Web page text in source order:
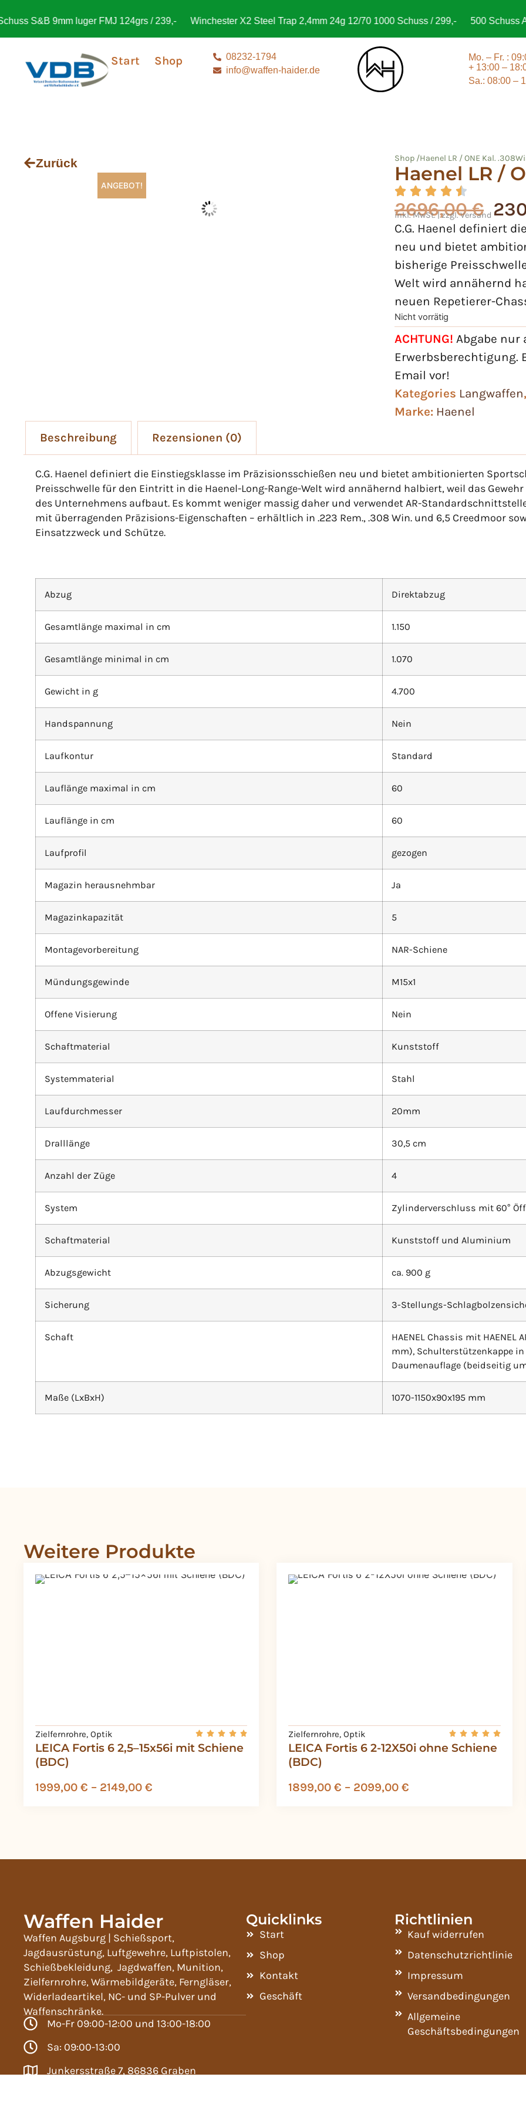
S&B 9mm luger FMJ 124grs / 239,- Winchester X2 Steel Trap 2,4mm 24g 12/70 1000 Schuss / 299,- 500 Schuss
Start Shop
08232-1794
info@waffen-haider.de
Mo. – Fr. :
+ 13:00 –
Sa.: 08:00 –
Haenel LR /
2696,00€
inkl. MwSt. | zzgl. Versand
C.G. Haenel definiert
neu und bietet
bisherige
Welt wird annähernd
neuen Repetierer-
Nicht vorrätig
Shop /Haenel LR / ONE Kal.
ACHTUNG! Abgabe nur
Erwerbsberechtigung.
Email vor!
Kategories Langwaffen,
Marke: Haenel
Zurück
ANGEBOT!
Beschreibung Rezensionen (0)
C.G. Haenel definiert die Einstiegsklasse im Präzisionsschießen neu und bietet ambitionierten
Preisschwelle für den Eintritt in die Haenel-Long-Range-Welt wird annähernd halbiert, weil das
des Unternehmens aufbaut. Es kommt weniger massig daher und verwendet AR-
mit überragenden Präzisions-Eigenschaften – erhältlich in .223 Rem., .308 Win. und 6,5 Creedmoor
Einsatzzweck und Schütze.
Abzug Direktabzug
Gesamtlänge maximal in cm 1.150
Gesamtlänge minimal in cm 1.070
Gewicht in g 4.700
Handspannung Nein
Laufkontur Standard
Lauflänge maximal in cm 60
Lauflänge in cm 60
Laufprofil gezogen
Magazin herausnehmbar Ja
Magazinkapazität 5
Montagevorbereitung NAR-Schiene
Mündungsgewinde M15x1
Offene Visierung Nein
Schaftmaterial Kunststoff
Systemmaterial Stahl
Laufdurchmesser 20mm
Dralllänge 30,5 cm
Anzahl der Züge 4
System Zylinderverschluss mit 60°
Schaftmaterial Kunststoff und Aluminium
Abzugsgewicht ca. 900 g
Sicherung 3-Stellungs-
Schaft
HAENEL Chassis mit
mm), Schulterstützenkappe
Daumenauflage (beidseitig
Maße (LxBxH) 1070-1150x90x195 mm
Weitere Produkte
LEICA Fortis 6 2,5–15x56i mit Schiene
(BDC)
Zielfernrohre, Optik
1999,00 € – 2149,00 €
LEICA Fortis 6 2-12X50i ohne Schiene
(BDC)
Zielfernrohre,Optik
1899,00€ – 2099,00€
Waffen Haider
Waffen Augsburg | Schießsport,
Jagdausrüstung, Luftgewehre, Luftpistolen,
Schießbekleidung, Jagdwaffen, Munition,
Zielfernrohre, Wärmebildgeräte, Ferngläser,
Widerladeartikel, NC- und SP-Pulver und
Waffenschränke.
Mo-Fr 09:00-12:00 und 13:00-18:00
Sa: 09:00-13:00
Junkersstraße 7, 86836 Graben
Quicklinks
Start
Shop
Kontakt
Geschäft
Richtlinien
Kauf widerrufen
Datenschutzrichtlinie
Impressum
Versandbedingungen
Allgemeine
Geschäftsbedingungen